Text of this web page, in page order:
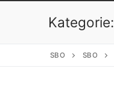
Kategorie:
SBO SBO